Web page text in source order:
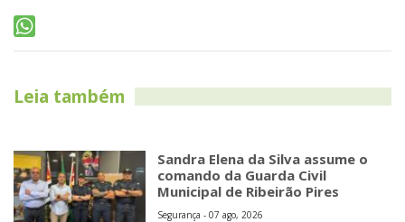
Leia também
Sandra Elena da Silva assume o
comando da Guarda Civil
Municipal de Ribeirão Pires
Segurança - 07 ago, 2026